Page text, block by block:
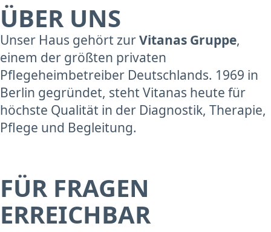
ÜBER UNS
Unser Haus gehört zurVitanas Gruppe,
einem der größten privaten
Pflegeheimbetreiber Deutschlands. 1969 in
Berlin gegründet, steht Vitanas heute für
höchste Qualität in der Diagnostik, Therapie,
Pflege und Begleitung.
FÜR FRAGEN
ERREICHBAR